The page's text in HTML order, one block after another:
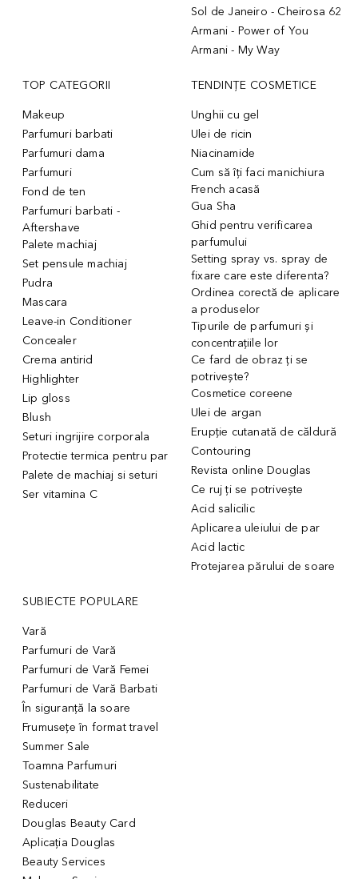
Sol de Janeiro - Cheirosa 62
Armani - Power of You
Armani - My Way
TOP CATEGORII
Makeup
Parfumuri barbati
Parfumuri dama
Parfumuri
Fond de ten
Parfumuri barbati -
Aftershave
Palete machiaj
Set pensule machiaj
Pudra
Mascara
Leave-in Conditioner
Concealer
Crema antirid
Highlighter
Lip gloss
Blush
Seturi ingrijire corporala
Protectie termica pentru par
Palete de machiaj si seturi
Ser vitamina C
TENDINȚE COSMETICE
Unghii cu gel
Ulei de ricin
Niacinamide
Cum să îți faci manichiura
French acasă
Gua Sha
Ghid pentru verificarea
parfumului
Setting spray vs. spray de
fixare care este diferenta?
Ordinea corectă de aplicare
a produselor
Tipurile de parfumuri și
concentrațiile lor
Ce fard de obraz ți se
potrivește?
Cosmetice coreene
Ulei de argan
Erupție cutanată de căldură
Contouring
Revista online Douglas
Ce ruj ți se potrivește
Acid salicilic
Aplicarea uleiului de par
Acid lactic
Protejarea părului de soare
SUBIECTE POPULARE
Vară
Parfumuri de Vară
Parfumuri de Vară Femei
Parfumuri de Vară Barbati
În siguranță la soare
Frumusețe în format travel
Summer Sale
Toamna Parfumuri
Sustenabilitate
Reduceri
Douglas Beauty Card
Aplicația Douglas
Beauty Services